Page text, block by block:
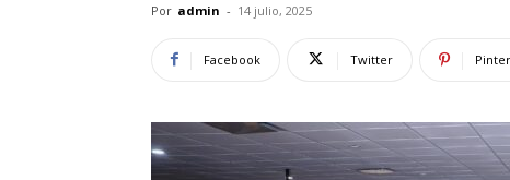
Por admin - 14 julio, 2025
Facebook Twitter